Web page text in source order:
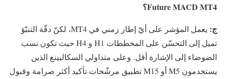
Future MACD MT4؟
ج:
يعمل المؤشر على أيّ إطار زمني في MT4، لكنّ دقّة التنبّؤ
تميل إلى التحسّن على المخططات H1 و H4 حيث تكون نسب
الضوضاء إلى الإشارة أقل. وعلى متداولي السكالبينغ الذين
يستخدمون M5 أو M15 تطبيق مرشّحات تأكيد أكثر صرامة وقبول